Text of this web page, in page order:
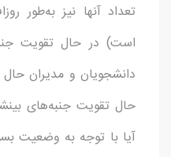
تعداد آنها نیز به‌طور
است) در حال تقویت
دانشجویان و مدیران
حال تقویت جنبه‌های
آیا با توجه به وضعیت